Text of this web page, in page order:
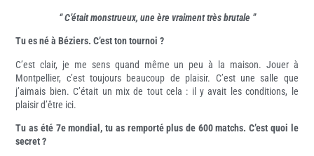
“ C’était monstrueux, une ère vraiment très brutale ”
Tu es né à Béziers. C’est ton tournoi ?
C’est clair, je me sens quand même un peu à la maison. Jouer à
Montpellier, c’est toujours beaucoup de plaisir. C’est une salle que
j’aimais bien. C’était un mix de tout cela : il y avait les conditions, le
plaisir d’être ici.
Tu as été 7e mondial, tu as remporté plus de 600 matchs. C’est quoi le
secret ?